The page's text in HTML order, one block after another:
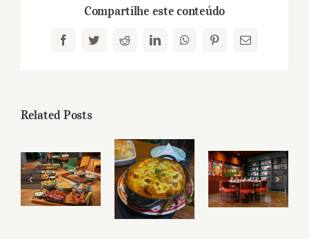
Compartilhe este conteúdo
FacebookTwitterRedditLinkedInWhatsAppPinterestEmail
Related Posts